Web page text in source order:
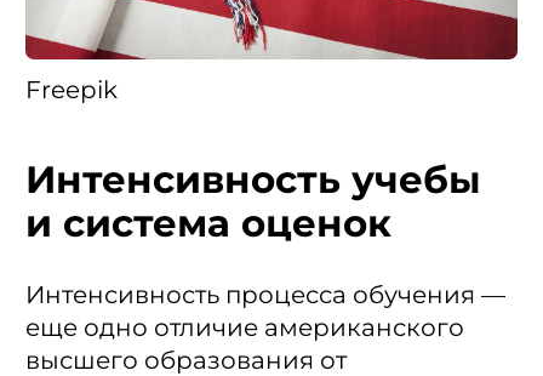
Freepik
Интенсивность учебы
и система оценок
Интенсивность процесса обучения —
еще одно отличие американского
высшего образования от